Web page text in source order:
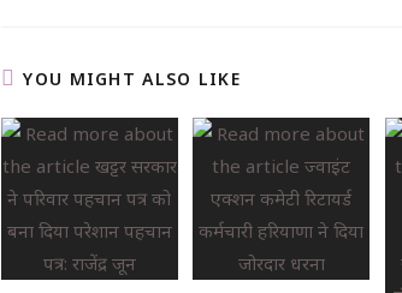
YOU MIGHT ALSO LIKE